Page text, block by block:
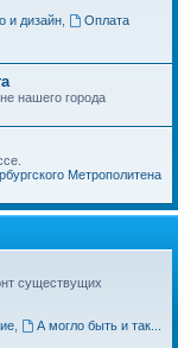
и дизайн,
Оплата
нашего города
Метрополитена
существущих
,
А могло быть и так...